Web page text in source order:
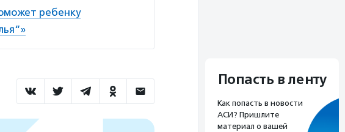
ребенку
Попасть в ленту
Как попасть в новости
АСИ? Пришлите
материал о вашей